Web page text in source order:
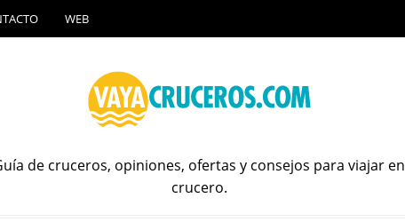
WEB
de cruceros, opiniones, ofertas y consejos para viajar en
crucero.